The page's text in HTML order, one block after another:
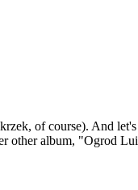
of course). And
other album, "Ogrod